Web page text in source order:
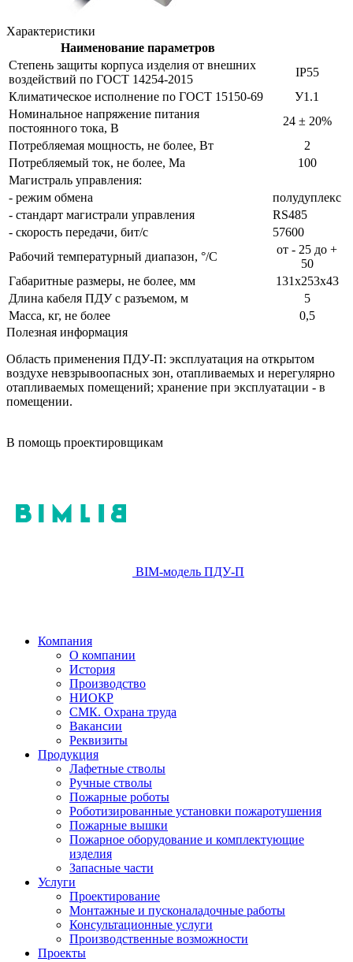
Характеристики
Наименование параметров
Степень защиты корпуса изделия от внешних
воздействий по ГОСТ 14254-2015
IP55
Климатическое исполнение по ГОСТ 15150-69
У1.1
Номинальное напряжение питания
постоянного тока, В
24 ± 20%
Потребляемая мощность, не более, Вт
2
Потребляемый ток, не более, Ма
100
Магистраль управления:
- режим обмена
полудуплекс
- стандарт магистрали управления
RS485
- скорость передачи, бит/с
57600
Рабочий температурный диапазон, °/С
от - 25 до +
50
Габаритные размеры, не более, мм
131х253х43
Длина кабеля ПДУ с разъемом, м
5
Масса, кг, не более
0,5
Полезная информация
Область применения ПДУ-П: эксплуатация на открытом
воздухе невзрывоопасных зон, отапливаемых и нерегулярно
отапливаемых помещений; хранение при эксплуатации - в
помещении.
В помощь проектировщикам
BIM-модель ПДУ-П
Компания
О компании
История
Производство
НИОКР
СМК. Охрана труда
Вакансии
Реквизиты
Продукция
Лафетные стволы
Ручные стволы
Пожарные роботы
Роботизированные установки пожаротушения
Пожарные вышки
Пожарное оборудование и комплектующие
изделия
Запасные части
Услуги
Проектирование
Монтажные и пусконаладочные работы
Консультационные услуги
Производственные возможности
Проекты